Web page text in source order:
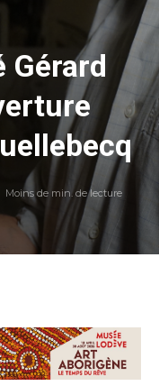
Gérard
Moins de min. de lecture